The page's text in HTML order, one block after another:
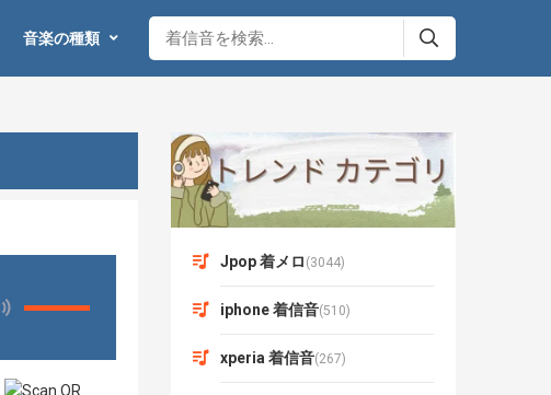
音楽の種類
Jpop 着メロ (3044)
iphone 着信音(510)
xperia 着信音(267)